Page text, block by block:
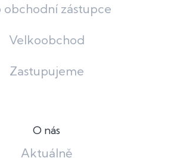
obchodní zástupce
Velkoobchod
Zastupujeme
O nás
Aktuálně